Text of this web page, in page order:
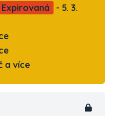
Expirovaná
- 5. 3.
a více